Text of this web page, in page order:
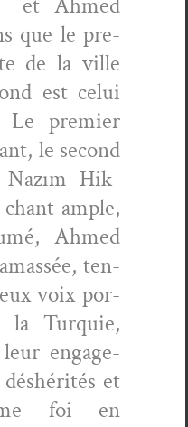
et Ahmed
que le pre­
de la ville
est celui
Le pre­mier
le sec­ond
Nazım Hik­
ample,
Ahmed
ten­
voix por­
la Turquie,
engage­
et
foi en